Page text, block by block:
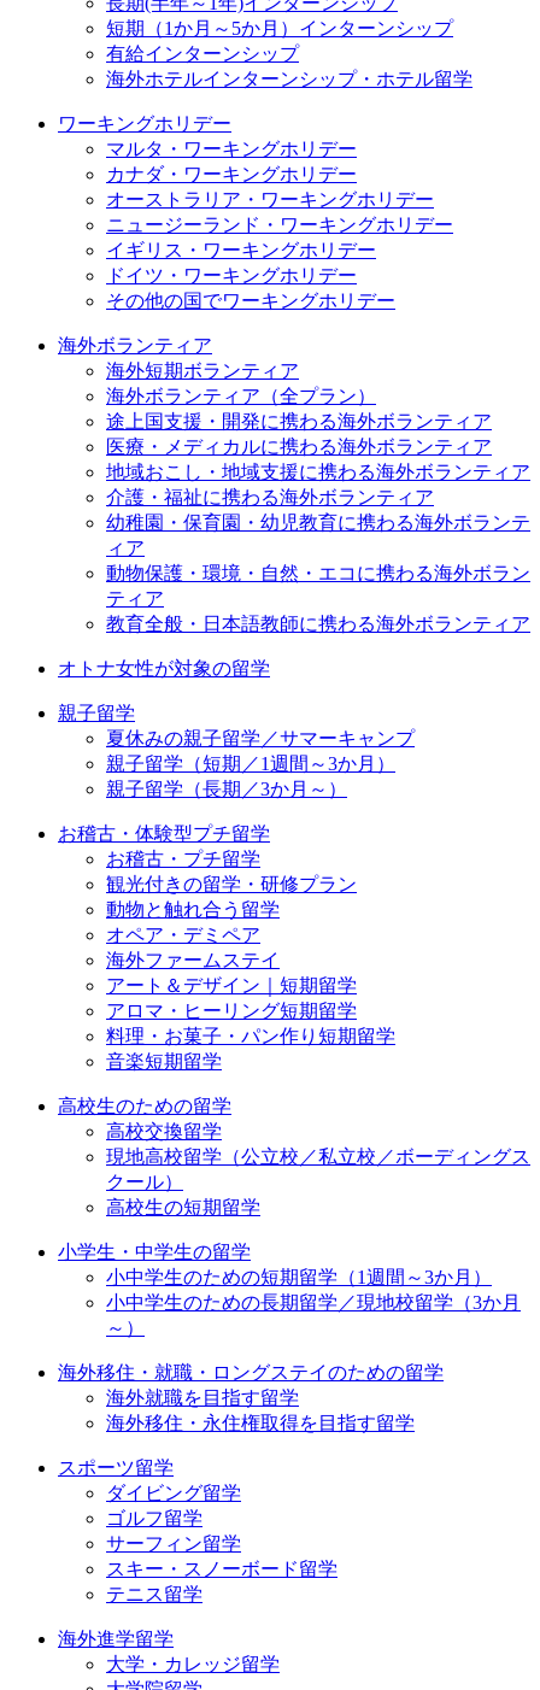
短期（1か月～5か月）インターンシップ
有給インターンシップ
海外ホテルインターンシップ・ホテル留学
ワーキングホリデー
マルタ・ワーキングホリデー
カナダ・ワーキングホリデー
オーストラリア・ワーキングホリデー
ニュージーランド・ワーキングホリデー
イギリス・ワーキングホリデー
ドイツ・ワーキングホリデー
その他の国でワーキングホリデー
海外ボランティア
海外短期ボランティア
海外ボランティア（全プラン）
途上国支援・開発に携わる海外ボランティア
医療・メディカルに携わる海外ボランティア
地域おこし・地域支援に携わる海外ボランティア
介護・福祉に携わる海外ボランティア
幼稚園・保育園・幼児教育に携わる海外ボランテ
ィア
動物保護・環境・自然・エコに携わる海外ボラン
ティア
教育全般・日本語教師に携わる海外ボランティア
オトナ女性が対象の留学
親子留学
夏休みの親子留学／サマーキャンプ
親子留学（短期／1週間～3か月）
親子留学（長期／3か月～）
お稽古・体験型プチ留学
お稽古・プチ留学
観光付きの留学・研修プラン
動物と触れ合う留学
オペア・デミペア
海外ファームステイ
アート＆デザイン｜短期留学
アロマ・ヒーリング短期留学
料理・お菓子・パン作り短期留学
音楽短期留学
高校生のための留学
高校交換留学
現地高校留学（公立校／私立校／ボーディングス
クール）
高校生の短期留学
小学生・中学生の留学
小中学生のための短期留学（1週間～3か月）
小中学生のための長期留学／現地校留学（3か月
～）
海外移住・就職・ロングステイのための留学
海外就職を目指す留学
海外移住・永住権取得を目指す留学
スポーツ留学
ダイビング留学
ゴルフ留学
サーフィン留学
スキー・スノーボード留学
テニス留学
海外進学留学
大学・カレッジ留学